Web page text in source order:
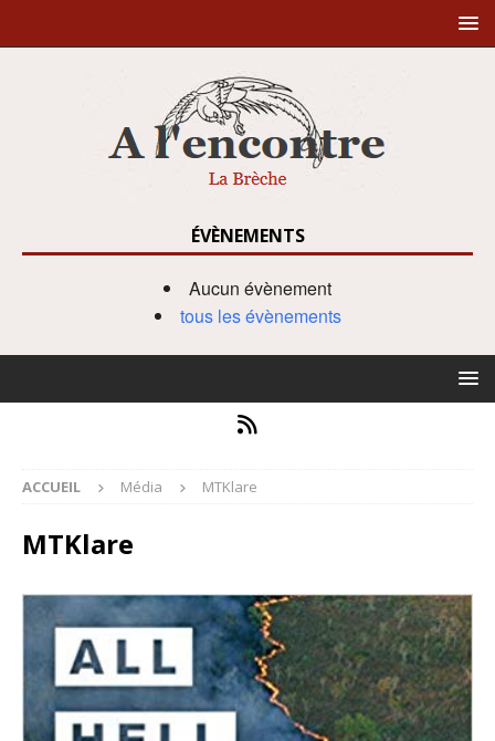
ÉVÈNEMENTS
Aucun évènement
tous les évènements
ACCUEIL Média MTKlare
MTKlare